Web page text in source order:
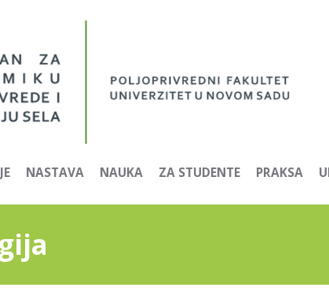
NASTAVA NAUKA ZA STUDENTE PRAKSA